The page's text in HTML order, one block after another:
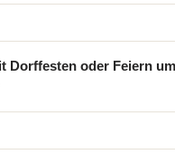
Dorffesten oder Feiern